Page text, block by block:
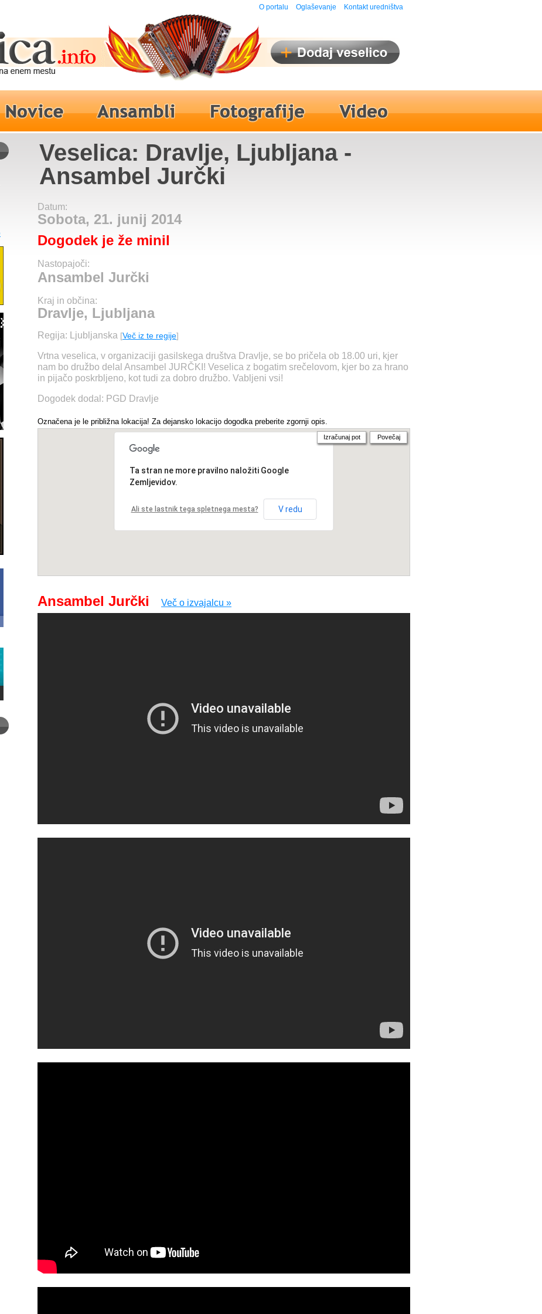
O portalu Oglaševanje Kontakt uredništva
Veselica: Dravlje, Ljubljana -
Ansambel Jurčki
Datum:
Sobota, 21. junij 2014
Dogodek je že minil
Nastopajoči:
Ansambel Jurčki
Kraj in občina:
Dravlje, Ljubljana
Regija: Ljubljanska [Več iz te regije]
Vrtna veselica, v organizaciji gasilskega društva Dravlje, se bo pričela ob 18.00 uri, kjer
nam bo družbo delal Ansambel JURČKI! Veselica z bogatim srečelovom, kjer bo za hrano
in pijačo poskrbljeno, kot tudi za dobro družbo. Vabljeni vsi!
Dogodek dodal: PGD Dravlje
Označena je le približna lokacija! Za dejansko lokacijo dogodka preberite zgornji opis.
Ta stran ne more pravilno naložiti Google
Zemljevidov.
Ali ste lastnik tega spletnega mesta? V redu
Izračunaj pot Povečaj
Ansambel Jurčki Več o izvajalcu »